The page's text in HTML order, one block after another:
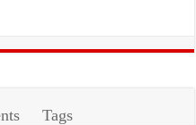
Tags